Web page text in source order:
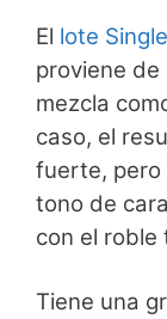
El lote
proviene de
mezcla
caso, el
fuerte, pero
tono de
con el roble
Tiene una